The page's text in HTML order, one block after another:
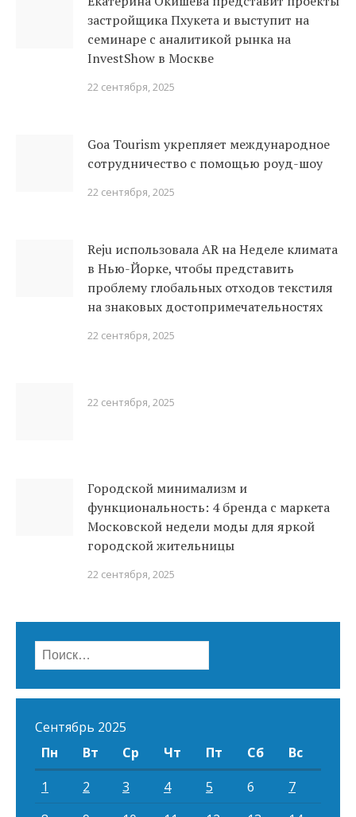
застройщика Пхукета и выступит на
семинаре с аналитикой рынка на
InvestShow в Москве
22 сентября, 2025
Goa Tourism укрепляет международное
сотрудничество с помощью роуд-шоу
22 сентября, 2025
Reju использовала AR на Неделе климата
в Нью-Йорке, чтобы представить
проблему глобальных отходов текстиля
на знаковых достопримечательностях
22 сентября, 2025
22 сентября, 2025
Городской минимализм и
функциональность: 4 бренда с маркета
Московской недели моды для яркой
городской жительницы
22 сентября, 2025
Найти:
Сентябрь 2025
Пн
Вт Ср Чт Пт Сб
Вс
1
2 3 4 5 6
7